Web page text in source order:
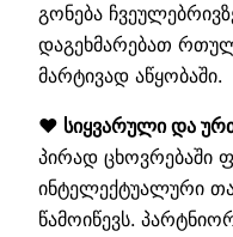
გონება
დაგეხმარებათ
მარტივად აწყობაში.
❤️ სიყვარული და
პირად ცხოვრებაში
ინტელექტუალური
წამოიწევს.